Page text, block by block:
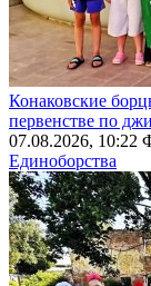
Конаковские
первенстве по
07.08.2026, 10:22
Единоборства